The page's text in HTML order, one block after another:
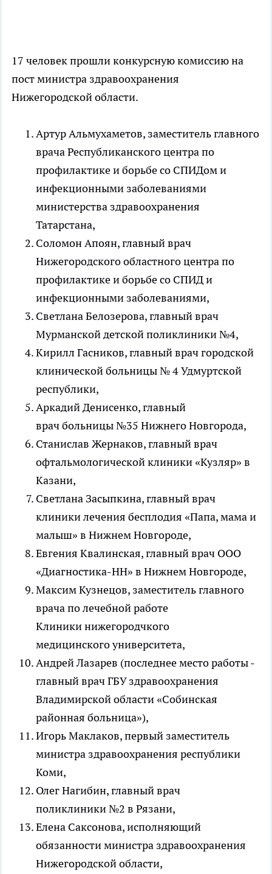
17 человек прошли конкурсную комиссию на
пост министра здравоохранения
Нижегородской области.
Артур Альмухаметов, заместитель главного
врача Республиканского центра по
профилактике и борьбе со СПИДом и
инфекционными заболеваниями
министерства здравоохранения
Татарстана,
Соломон Апоян, главный врач
Нижегородского областного центра по
профилактике и борьбе со СПИД и
инфекционными заболеваниями,
Светлана Белозерова, главный врач
Мурманской детской поликлиники №4,
Кирилл Гасников, главный врач городской
клинической больницы № 4 Удмуртской
республики,
Аркадий Денисенко, главный
врач больницы №35 Нижнего Новгорода,
Станислав Жернаков, главный врач
офтальмологической клиники «Кузляр» в
Казани,
Светлана Засыпкина, главный врач
клиники лечения бесплодия «Папа, мама и
малыш» в Нижнем Новгороде,
Евгения Квалинская, главный врач ООО
«Диагностика-НН» в Нижнем Новгороде,
Максим Кузнецов, заместитель главного
врача по лечебной работе
Клиники нижегородчкого
медицинского университета,
Андрей Лазарев (последнее место работы -
главный врач ГБУ здравоохранения
Владимирской области «Собинская
районная больница»),
Игорь Маклаков, первый заместитель
министра здравоохранения республики
Коми,
Олег Нагибин, главный врач
поликлиники №2 в Рязани,
Елена Саксонова, исполняющий
обязанности министра здравоохранения
Нижегородской области,